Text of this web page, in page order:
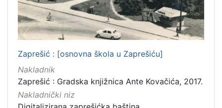
Zaprešić : [osnovna škola u Zaprešiću]
Nakladnik
Zaprešić : Gradska knjižnica Ante Kovačića, 2017.
Nakladnički niz